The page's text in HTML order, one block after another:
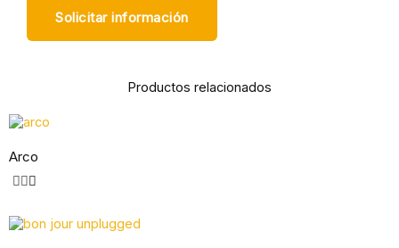
Solicitar información
Productos relacionados
Arco